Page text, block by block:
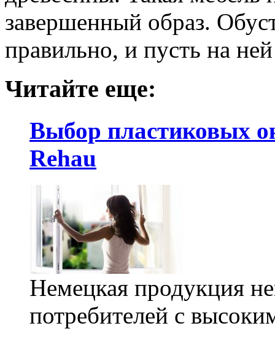
завершенный образ.
правильно, и пусть на
Читайте еще:
Выбор пластиковых
Rehau
Немецкая продукция
потребителей с